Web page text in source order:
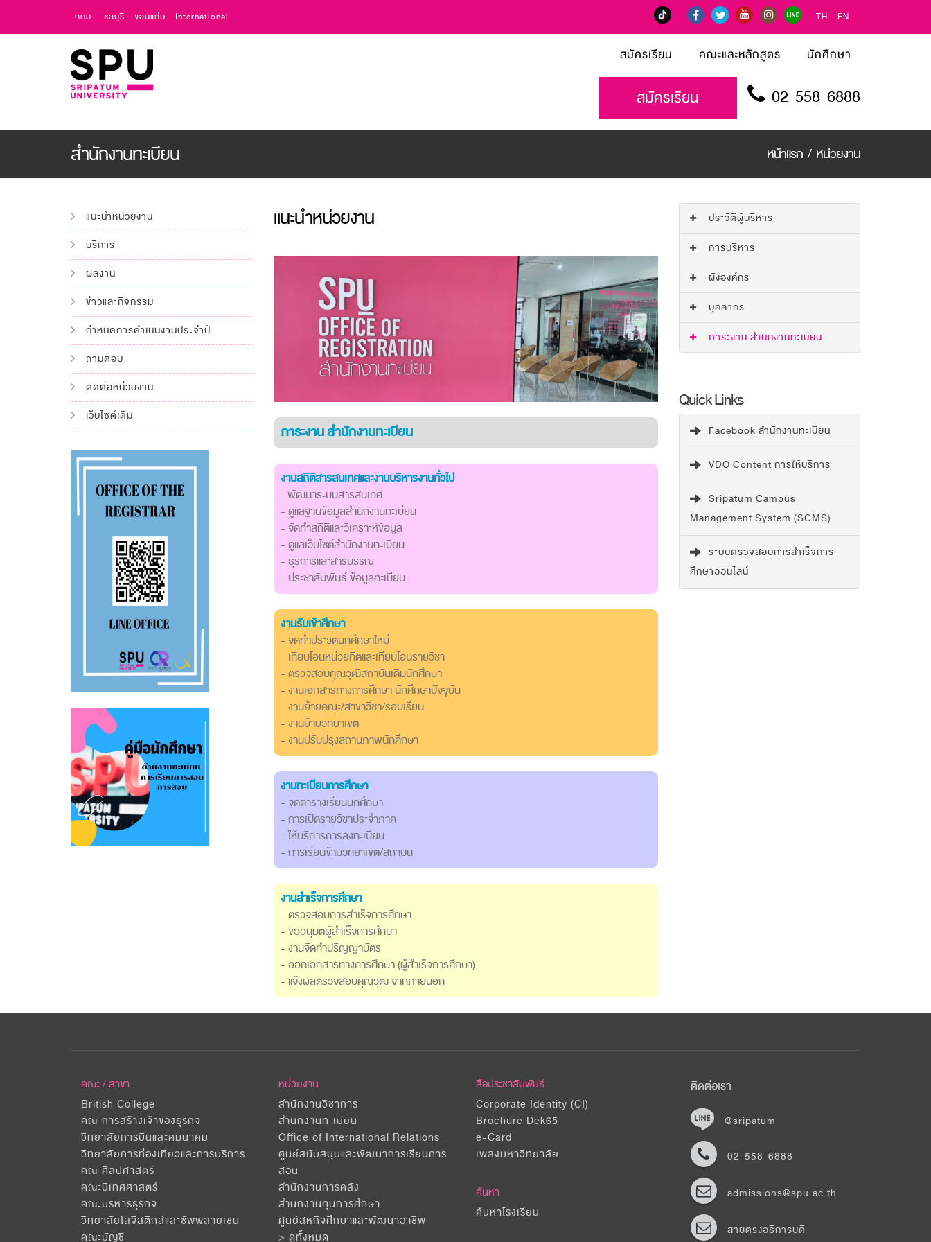
กทม. ชลบุรี ขอนแก่น International TH EN
สมัครเรียน คณะและหลักสูตร นักศึกษา
สมัครเรียน 02-558-6888
สำนักงานทะเบียน หน้าแรก / หน่วยงาน
แนะนำหน่วยงาน
บริการ
ผลงาน
ข่าวและกิจกรรม
กำหนดการดำเนินงานประจำปี
ถามตอบ
ติดต่อหน่วยงาน
เว็บไซต์เดิม
แนะนำหน่วยงาน
ภาระงาน สำนักงานทะเบียน
งานสถิติสารสนเทศและงานบริหารงานทั่วไป
- พัฒนาระบบสารสนเทศ
- ดูแลฐานข้อมูลสำนักงานทะเบียน
- จัดทำสถิติและวิเคราะห์ข้อมูล
- ดูแลเว็บไซต์สำนักงานทะเบียน
- ธุรการและสารบรรณ
- ประชาสัมพันธ์ ข้อมูลทะเบียน
งานรับเข้าศึกษา
- จัดทำประวัตินักศึกษาใหม่
- เทียบโอนหน่วยกิตและเทียบโอนรายวิชา
- ตรวจสอบคุณวุฒิสถาบันเดิมนักศึกษา
- งานเอกสารทางการศึกษา นักศึกษาปัจจุบัน
- งานย้ายคณะ/สาขาวิชา/รอบเรียน
- งานย้ายวิทยาเขต
- งานปรับปรุงสถานภาพนักศึกษา
งานทะเบียนการศึกษา
- จัดตารางเรียนนักศึกษา
- การเปิดรายวิชาประจำภาค
- ให้บริการการลงทะเบียน
- การเรียนข้ามวิทยาเขต/สถาบัน
งานสำเร็จการศึกษา
- ตรวจสอบการสำเร็จการศึกษา
- ขออนุมัติผู้สำเร็จการศึกษา
- งานจัดทำปริญญาบัตร
- ออกเอกสารทางการศึกษา (ผู้สำเร็จการศึกษา)
- แจ้งผลตรวจสอบคุณวุฒิ จากภายนอก
ประวัติผู้บริหาร
การบริหาร
ผังองค์กร
บุคลากร
ภาระงาน สำนักงานทะเบียน
Quick Links
Facebook สำนักงานทะเบียน
VDO Content การให้บริการ
Sripatum Campus
Management System (SCMS)
ระบบตรวจสอบการสำเร็จการ
ศึกษาออนไลน์
คณะ / สาขา
British College
คณะการสร้างเจ้าของธุรกิจ
วิทยาลัยการบินและคมนาคม
วิทยาลัยการท่องเที่ยวและการบริการ
คณะศิลปศาสตร์
คณะนิเทศศาสตร์
คณะบริหารธุรกิจ
วิทยาลัยโลจิสติกส์และซัพพลายเชน
คณะบัญชี
หน่วยงาน
สำนักงานวิชาการ
สำนักงานทะเบียน
Office of International Relations
ศูนย์สนับสนุนและพัฒนาการเรียนการ
สอน
สำนักงานการคลัง
สำนักงานทุนการศึกษา
ศูนย์สหกิจศึกษาและพัฒนาอาชีพ
> ดูทั้งหมด
สื่อประชาสัมพันธ์
Corporate Identity (CI)
Brochure Dek65
e-Card
เพลงมหาวิทยาลัย
ค้นหา
ค้นหาโรงเรียน
ติดต่อเรา
@sripatum
02-558-6888
admissions@spu.ac.th
สายตรงอธิการบดี